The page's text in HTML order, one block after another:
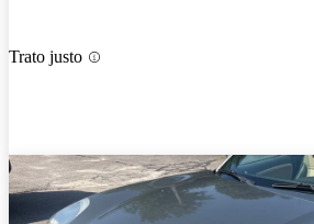
Trato justo